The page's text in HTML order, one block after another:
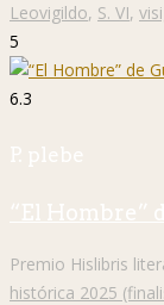
Leovigildo, S. VI,
5
6.3
P. plebe
“El Hombre”
Premio Hislibris
histórica 2025